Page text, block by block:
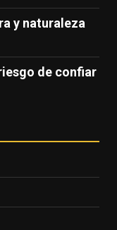
y naturaleza
de confiar